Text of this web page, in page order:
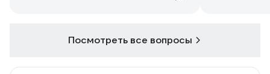
Посмотреть все вопросы